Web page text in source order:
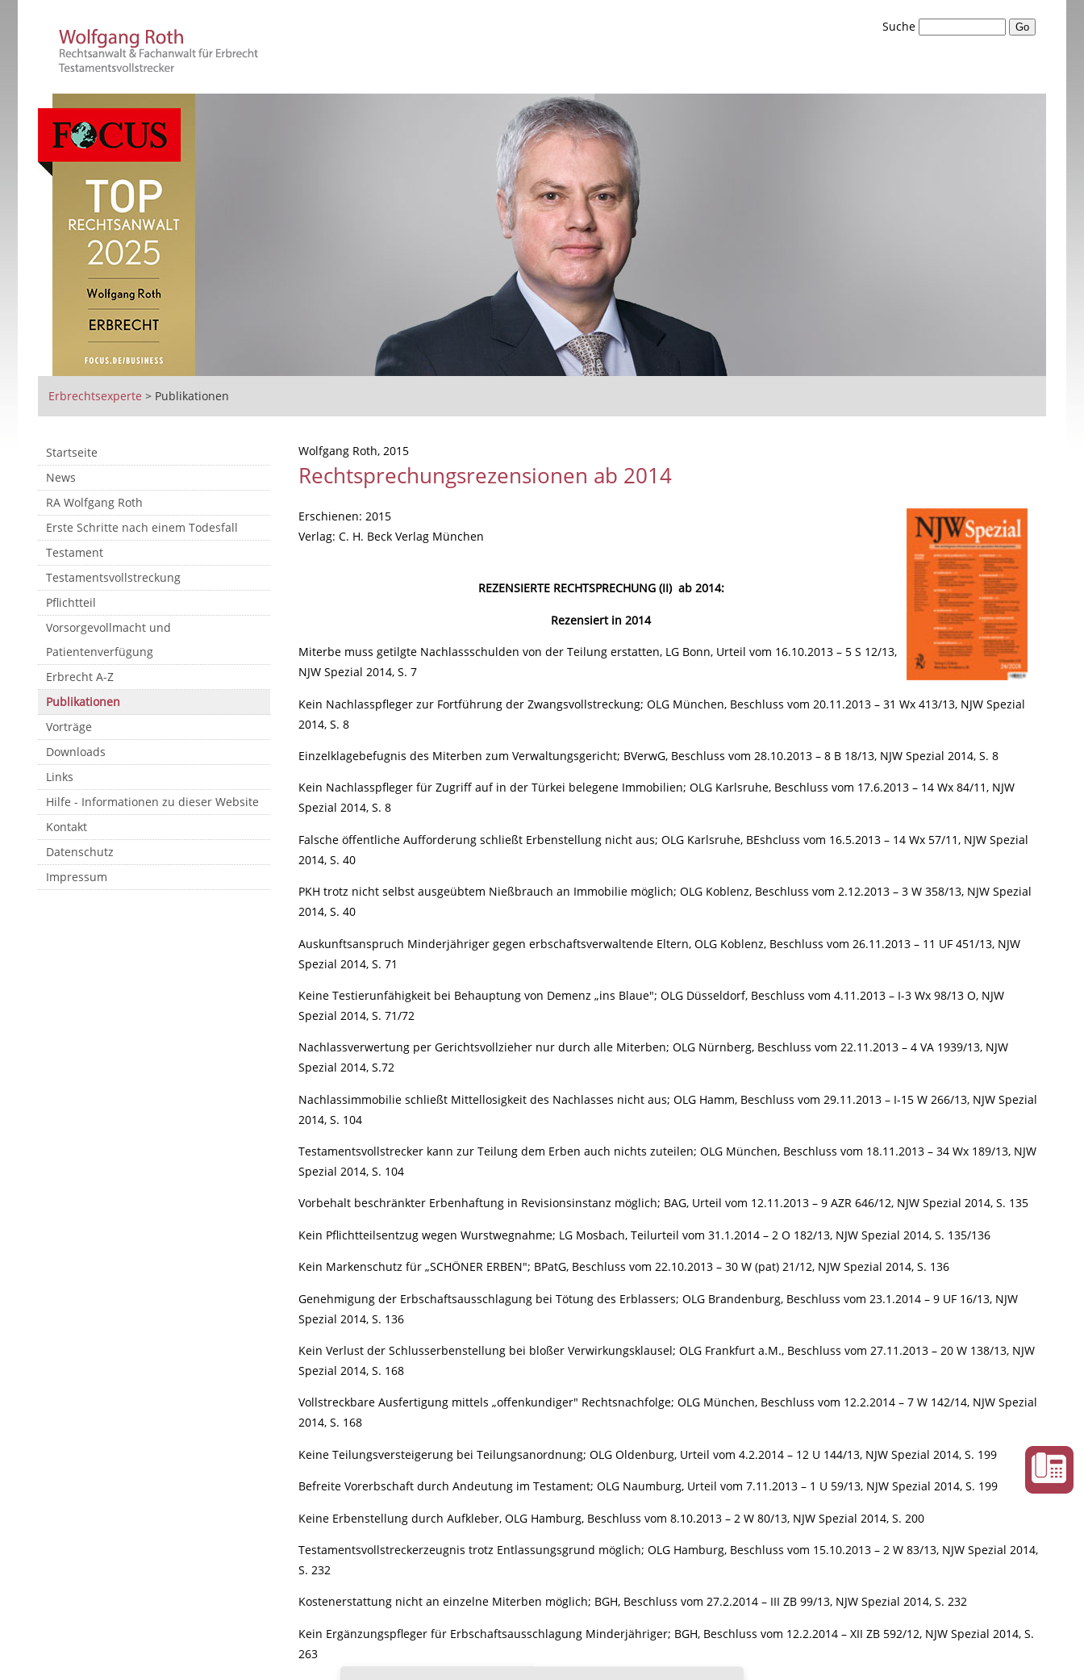
Suche
Erbrechtsexperte > Publikationen
Startseite
News
RA Wolfgang Roth
Erste Schritte nach einem Todesfall
Testament
Testamentsvollstreckung
Pflichtteil
Vorsorgevollmacht und
Patientenverfügung
Erbrecht A-Z
Publikationen
Vorträge
Downloads
Links
Hilfe - Informationen zu dieser Website
Kontakt
Datenschutz
Impressum
Wolfgang Roth, 2015
Rechtsprechungsrezensionen ab 2014
Erschienen: 2015
Verlag: C. H. Beck Verlag München
REZENSIERTE RECHTSPRECHUNG (II) ab 2014:
Rezensiert in 2014
Miterbe muss getilgte Nachlassschulden von der Teilung erstatten, LG Bonn, Urteil vom 16.10.2013 – 5 S 12/13,
NJW Spezial 2014, S. 7
Kein Nachlasspfleger zur Fortführung der Zwangsvollstreckung; OLG München, Beschluss vom 20.11.2013 – 31 Wx 413/13, NJW Spezial
2014, S. 8
Einzelklagebefugnis des Miterben zum Verwaltungsgericht; BVerwG, Beschluss vom 28.10.2013 – 8 B 18/13, NJW Spezial 2014, S. 8
Kein Nachlasspfleger für Zugriff auf in der Türkei belegene Immobilien; OLG Karlsruhe, Beschluss vom 17.6.2013 – 14 Wx 84/11, NJW
Spezial 2014, S. 8
Falsche öffentliche Aufforderung schließt Erbenstellung nicht aus; OLG Karlsruhe, BEshcluss vom 16.5.2013 – 14 Wx 57/11, NJW Spezial
2014, S. 40
PKH trotz nicht selbst ausgeübtem Nießbrauch an Immobilie möglich; OLG Koblenz, Beschluss vom 2.12.2013 – 3 W 358/13, NJW Spezial
2014, S. 40
Auskunftsanspruch Minderjähriger gegen erbschaftsverwaltende Eltern, OLG Koblenz, Beschluss vom 26.11.2013 – 11 UF 451/13, NJW
Spezial 2014, S. 71
Keine Testierunfähigkeit bei Behauptung von Demenz „ins Blaue"; OLG Düsseldorf, Beschluss vom 4.11.2013 – I-3 Wx 98/13 O, NJW
Spezial 2014, S. 71/72
Nachlassverwertung per Gerichtsvollzieher nur durch alle Miterben; OLG Nürnberg, Beschluss vom 22.11.2013 – 4 VA 1939/13, NJW
Spezial 2014, S.72
Nachlassimmobilie schließt Mittellosigkeit des Nachlasses nicht aus; OLG Hamm, Beschluss vom 29.11.2013 – I-15 W 266/13, NJW Spezial
2014, S. 104
Testamentsvollstrecker kann zur Teilung dem Erben auch nichts zuteilen; OLG München, Beschluss vom 18.11.2013 – 34 Wx 189/13, NJW
Spezial 2014, S. 104
Vorbehalt beschränkter Erbenhaftung in Revisionsinstanz möglich; BAG, Urteil vom 12.11.2013 – 9 AZR 646/12, NJW Spezial 2014, S. 135
Kein Pflichtteilsentzug wegen Wurstwegnahme; LG Mosbach, Teilurteil vom 31.1.2014 – 2 O 182/13, NJW Spezial 2014, S. 135/136
Kein Markenschutz für „SCHÖNER ERBEN"; BPatG, Beschluss vom 22.10.2013 – 30 W (pat) 21/12, NJW Spezial 2014, S. 136
Genehmigung der Erbschaftsausschlagung bei Tötung des Erblassers; OLG Brandenburg, Beschluss vom 23.1.2014 – 9 UF 16/13, NJW
Spezial 2014, S. 136
Kein Verlust der Schlusserbenstellung bei bloßer Verwirkungsklausel; OLG Frankfurt a.M., Beschluss vom 27.11.2013 – 20 W 138/13, NJW
Spezial 2014, S. 168
Vollstreckbare Ausfertigung mittels „offenkundiger" Rechtsnachfolge; OLG München, Beschluss vom 12.2.2014 – 7 W 142/14, NJW Spezial
2014, S. 168
Keine Teilungsversteigerung bei Teilungsanordnung; OLG Oldenburg, Urteil vom 4.2.2014 – 12 U 144/13, NJW Spezial 2014, S. 199
Befreite Vorerbschaft durch Andeutung im Testament; OLG Naumburg, Urteil vom 7.11.2013 – 1 U 59/13, NJW Spezial 2014, S. 199
Keine Erbenstellung durch Aufkleber, OLG Hamburg, Beschluss vom 8.10.2013 – 2 W 80/13, NJW Spezial 2014, S. 200
Testamentsvollstreckerzeugnis trotz Entlassungsgrund möglich; OLG Hamburg, Beschluss vom 15.10.2013 – 2 W 83/13, NJW Spezial 2014,
S. 232
Kostenerstattung nicht an einzelne Miterben möglich; BGH, Beschluss vom 27.2.2014 – III ZB 99/13, NJW Spezial 2014, S. 232
Kein Ergänzungspfleger für Erbschaftsausschlagung Minderjähriger; BGH, Beschluss vom 12.2.2014 – XII ZB 592/12, NJW Spezial 2014, S.
263